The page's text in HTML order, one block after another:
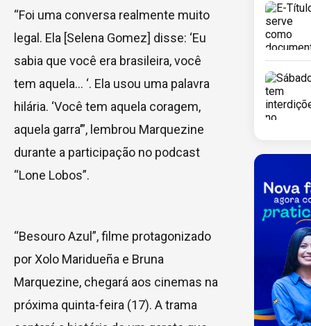
“Foi uma conversa realmente muito
legal. Ela [Selena Gomez] disse: ‘Eu
sabia que você era brasileira, você
tem aquela… ‘. Ela usou uma palavra
hilária. ‘Você tem aquela coragem,
aquela garra’”, lembrou Marquezine
durante a participação no podcast
“Lone Lobos”.
“Besouro Azul”, filme protagonizado
por Xolo Maridueña e Bruna
Marquezine, chegará aos cinemas na
próxima quinta-feira (17). A trama